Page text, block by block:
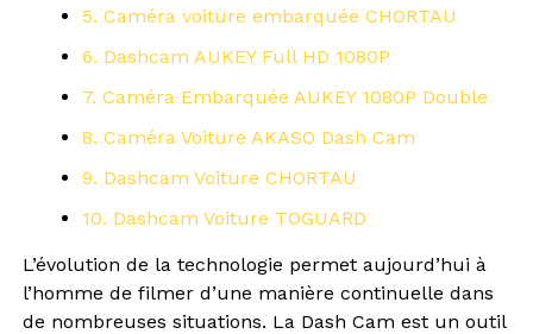
5. Caméra voiture embarquée CHORTAU
6. Dashcam AUKEY Full HD 1080P
7. Caméra Embarquée AUKEY 1080P Double
8. Caméra Voiture AKASO Dash Cam
9. Dashcam Voiture CHORTAU
10. Dashcam Voiture TOGUARD
L’évolution de la technologie permet aujourd’hui à
l’homme de filmer d’une manière continuelle dans
de nombreuses situations. La Dash Cam est un outil